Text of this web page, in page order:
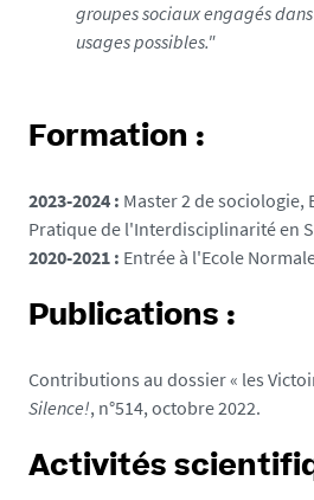
groupes sociaux engagés
usages possibles."
Formation :
2023-2024 : Master 2 de sociologie,
Pratique de l'Interdisciplinarité en
2020-2021 : Entrée à l'Ecole
Publications :
Contributions au dossier « les
Silence!, n°514, octobre 2022.
Activités